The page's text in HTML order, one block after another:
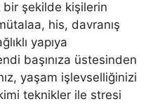
bir şekilde kişilerin
his, davranış
yapıya
başınıza üstesinden
yaşam işlevselliğinizi
teknikler ile stresi